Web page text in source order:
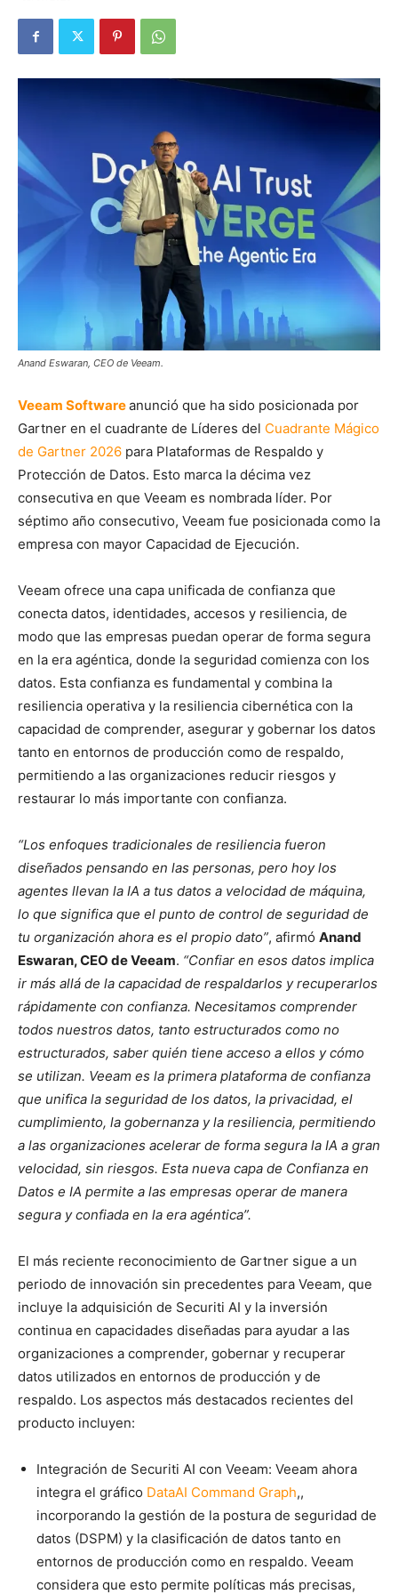
Anand Eswaran, CEO de Veeam.
Veeam Softwareanunció que ha sido posicionada por
Gartner en el cuadrante de Líderes del Cuadrante Mágico
de Gartner 2026 para Plataformas de Respaldo y
Protección de Datos. Esto marca la décima vez
consecutiva en que Veeam es nombrada líder. Por
séptimo año consecutivo, Veeam fue posicionada como la
empresa con mayor Capacidad de Ejecución.
Veeam ofrece una capa unificada de confianza que
conecta datos, identidades, accesos y resiliencia, de
modo que las empresas puedan operar de forma segura
en la era agéntica, donde la seguridad comienza con los
datos. Esta confianza es fundamental y combina la
resiliencia operativa y la resiliencia cibernética con la
capacidad de comprender, asegurar y gobernar los datos
tanto en entornos de producción como de respaldo,
permitiendo a las organizaciones reducir riesgos y
restaurar lo más importante con confianza.
“Los enfoques tradicionales de resiliencia fueron
diseñados pensando en las personas, pero hoy los
agentes llevan la IA a tus datos a velocidad de máquina,
lo que significa que el punto de control de seguridad de
tu organización ahora es el propio dato”, afirmó Anand
Eswaran, CEO de Veeam. “Confiar en esos datos implica
ir más allá de la capacidad de respaldarlos y recuperarlos
rápidamente con confianza. Necesitamos comprender
todos nuestros datos, tanto estructurados como no
estructurados, saber quién tiene acceso a ellos y cómo
se utilizan. Veeam es la primera plataforma de confianza
que unifica la seguridad de los datos, la privacidad, el
cumplimiento, la gobernanza y la resiliencia, permitiendo
a las organizaciones acelerar de forma segura la IA a gran
velocidad, sin riesgos. Esta nueva capa de Confianza en
Datos e IA permite a las empresas operar de manera
segura y confiada en la era agéntica”.
El más reciente reconocimiento de Gartner sigue a un
periodo de innovación sin precedentes para Veeam, que
incluye la adquisición de Securiti AI y la inversión
continua en capacidades diseñadas para ayudar a las
organizaciones a comprender, gobernar y recuperar
datos utilizados en entornos de producción y de
respaldo. Los aspectos más destacados recientes del
producto incluyen:
Integración de Securiti AI con Veeam: Veeam ahora
integra el gráfico DataAI Command Graph,,
incorporando la gestión de la postura de seguridad de
datos (DSPM) y la clasificación de datos tanto en
entornos de producción como en respaldo. Veeam
considera que esto permite políticas más precisas,